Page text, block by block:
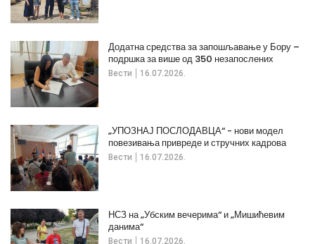
Вести 16.07.2026.
Додатна средства за запошљавање у Бору –
подршка за више од 350 незапослених
Вести 16.07.2026.
„УПОЗНАЈ ПОСЛОДАВЦА“ - нови модел
повезивања привреде и стручних кадрова
Вести 16.07.2026.
НСЗ на „Убским вечерима“ и „Мишићевим
данима“